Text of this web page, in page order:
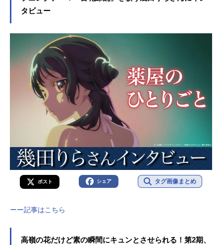
タビュー
ポスト シェア タグ画像まとめ
ーー記事はこちら
高嶺の花だけど素の瞬間にキュンとさせられる！第2期、